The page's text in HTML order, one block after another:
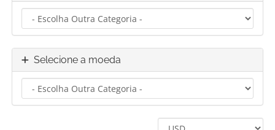
Selecione a moeda